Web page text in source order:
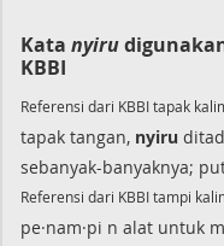
Kata nyiru
KBBI
Referensi dari KBBI tapak
tapak tangan, nyiru
sebanyak-banyaknya;
Referensi dari KBBI tampi
pe·nam·pi n alat untuk